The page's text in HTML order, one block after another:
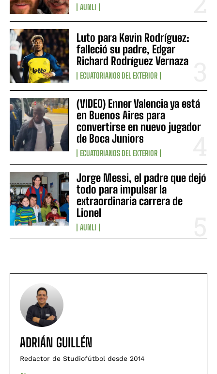
AUNLI
Luto para Kevin Rodríguez:
falleció su padre, Edgar
Richard Rodríguez Vernaza
ECUATORIANOS DEL EXTERIOR
(VIDEO) Enner Valencia ya está
en Buenos Aires para
convertirse en nuevo jugador
de Boca Juniors
ECUATORIANOS DEL EXTERIOR
Jorge Messi, el padre que dejó
todo para impulsar la
extraordinaria carrera de
Lionel
AUNLI
ADRIÁN GUILLÉN
Redactor de Studiofútbol desde 2014